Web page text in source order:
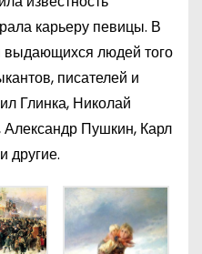
карьеру певицы. В
выдающихся людей того
писателей и
Глинка, Николай
Александр Пушкин, Карл
другие.